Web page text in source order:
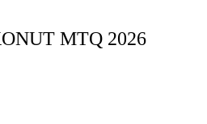
MTQ 2026